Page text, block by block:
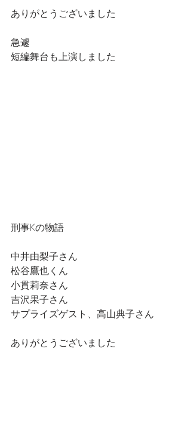
ありがとうございました
急遽
短編舞台も上演しました
刑事Kの物語
中井由梨子さん
松谷鷹也くん
小貫莉奈さん
吉沢果子さん
サプライズゲスト、高山典子さん
ありがとうございました